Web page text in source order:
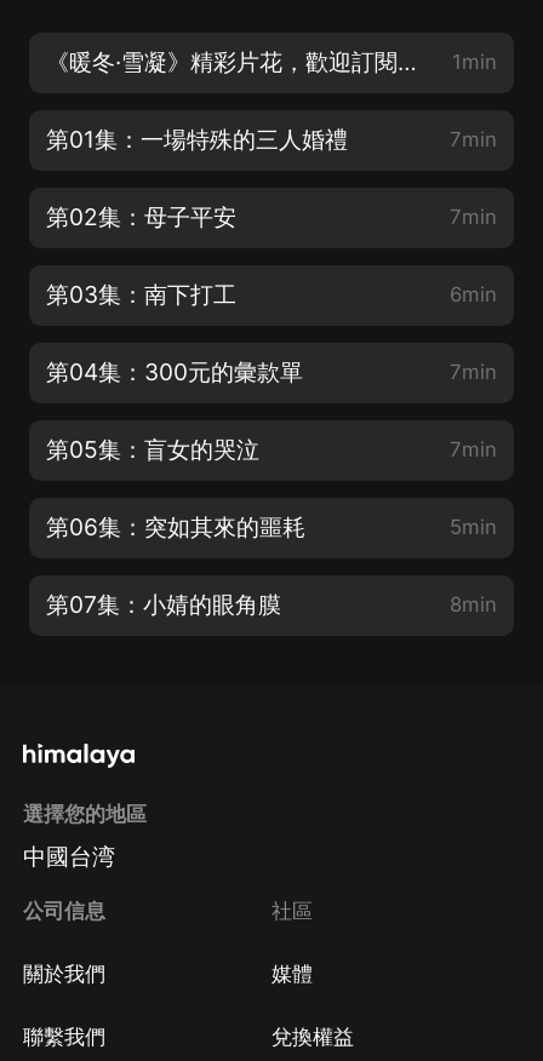
《暖冬·雪凝》精彩片花，歡迎訂閱收聽 1min
第01集：一場特殊的三人婚禮 7min
第02集：母子平安 7min
第03集：南下打工 6min
第04集：300元的彙款單 7min
第05集：盲女的哭泣 7min
第06集：突如其來的噩耗 5min
第07集：小婧的眼角膜 8min
選擇您的地區
中國台湾
公司信息
關於我們
聯繫我們
社區
媒體
兌換權益